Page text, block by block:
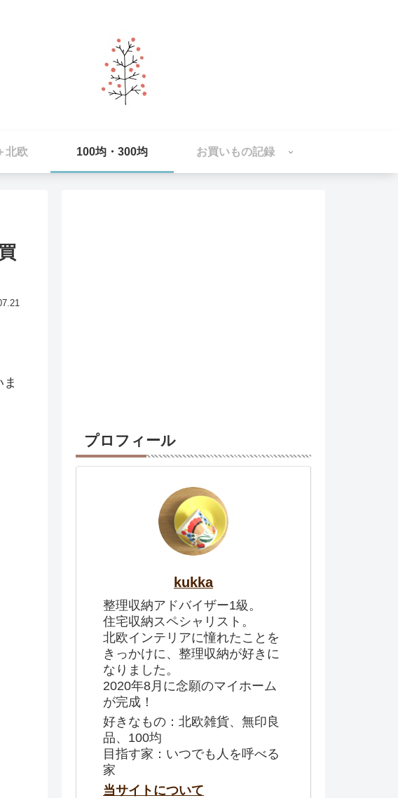
北欧 100均・300均 お買いもの記録
プロフィール
kukka
整理収納アドバイザー1級。
住宅収納スペシャリスト。
北欧インテリアに憧れたことを
きっかけに、整理収納が好きに
なりました。
2020年8月に念願のマイホーム
が完成！
好きなもの：北欧雑貨、無印良
品、100均
目指す家：いつでも人を呼べる
家
当サイトについて